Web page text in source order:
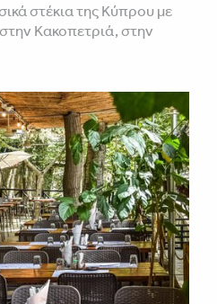
στέκια της Κύπρου με
Κακοπετριά, στην